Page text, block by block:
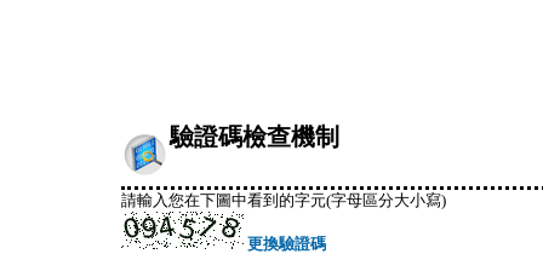
驗證碼檢查機制
請輸入您在下圖中看到的字元(字母區分大小寫)
更換驗證碼